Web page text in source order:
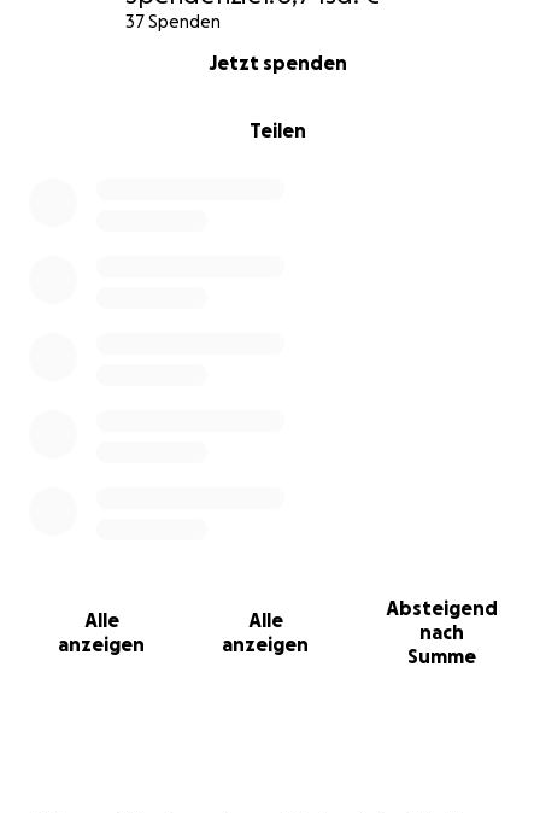
37 Spenden
Teilen
Jetzt spenden
Alle
anzeigen
Alle
anzeigen
Absteigend
nach
Summe